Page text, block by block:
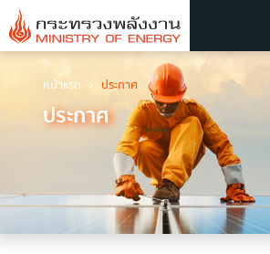
เกี่ยวกับกระทรวง
วิสัยทัศน์ พันธกิจ และตราสัญลักษณ์
ประวัติกระทรวงพลังงาน
ผู้บริหารระดับสูง
หน้าแรก ประกาศ
ประกาศ